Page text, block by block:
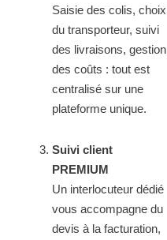
Saisie des colis, choix
du transporteur, suivi
des livraisons, gestion
des coûts : tout est
centralisé sur une
plateforme unique.
Suivi client
PREMIUM
Un interlocuteur dédié
vous accompagne du
devis à la facturation,